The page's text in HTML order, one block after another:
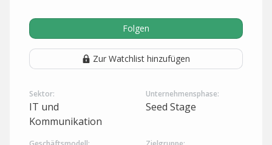
Folgen
Zur Watchlist hinzufügen
Sektor:
IT und
Kommunikation
Unternehmensphase:
Seed Stage